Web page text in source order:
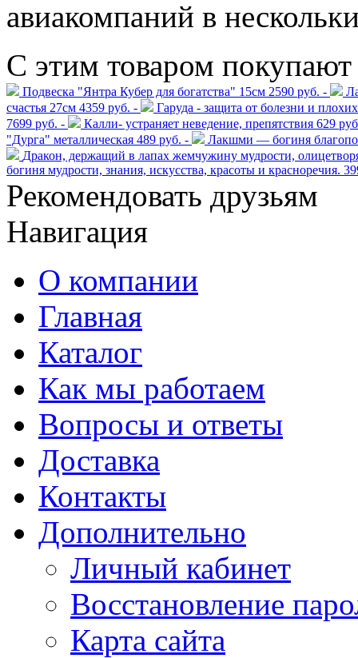
авиакомпаний в
С этим товаром покупают
Подвеска "Янтра Кубер для богатства" 15см 2590 руб. -
счастья 27см 4359 руб. -
Гаруда - защита от болезни и
7699 руб. -
Калли- устраняет неведение, препятствия 629
"Дурга" металлическая 489 руб. -
Лакшми — богиня
Дракон, держащий в лапах жемчужину мудрости,
богиня мудрости, знания, искусства, красоты и красноречия.
Рекомендовать друзьям
Навигация
О компании
Главная
Каталог
Как мы работаем
Вопросы и ответы
Доставка
Контакты
Дополнительно
Личный кабинет
Восстановление
Карта сайта